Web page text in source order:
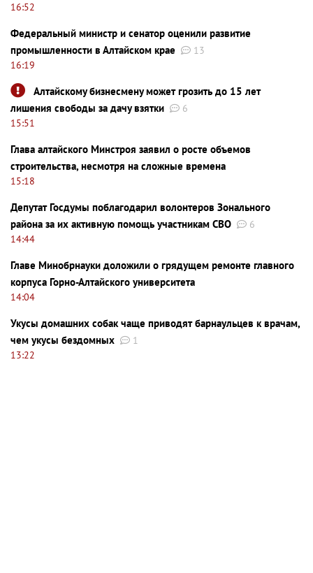
16:52
Федеральный министр и сенатор оценили развитие
промышленности в Алтайском крае
13
16:19
Алтайскому бизнесмену может грозить до 15 лет
лишения свободы за дачу взятки
6
15:51
Глава алтайского Минстроя заявил о росте объемов
строительства, несмотря на сложные времена
15:18
Депутат Госдумы поблагодарил волонтеров Зонального
района за их активную помощь участникам СВО
6
14:44
Главе Минобрнауки доложили о грядущем ремонте главного
корпуса Горно-Алтайского университета
14:04
Укусы домашних собак чаще приводят барнаульцев к врачам,
чем укусы бездомных
1
13:22